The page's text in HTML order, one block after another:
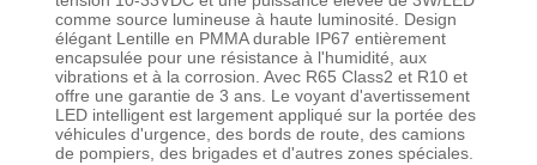
comme source lumineuse à haute luminosité. Design
élégant Lentille en PMMA durable IP67 entièrement
encapsulée pour une résistance à l'humidité, aux
vibrations et à la corrosion. Avec R65 Class2 et R10 et
offre une garantie de 3 ans. Le voyant d'avertissement
LED intelligent est largement appliqué sur la portée des
véhicules d'urgence, des bords de route, des camions
de pompiers, des brigades et d'autres zones spéciales.